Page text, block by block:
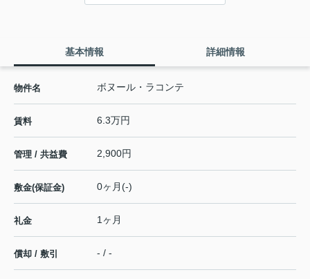
基本情報 詳細情報
物件名 ボヌール・ラコンテ
賃料 6.3万円
管理 / 共益費 2,900円
敷金(保証金) 0ヶ月(-)
礼金 1ヶ月
償却 / 敷引 - / -